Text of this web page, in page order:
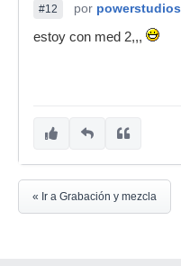
#12 por powerstudios
estoy con med 2,,,
« Ir a Grabación y mezcla